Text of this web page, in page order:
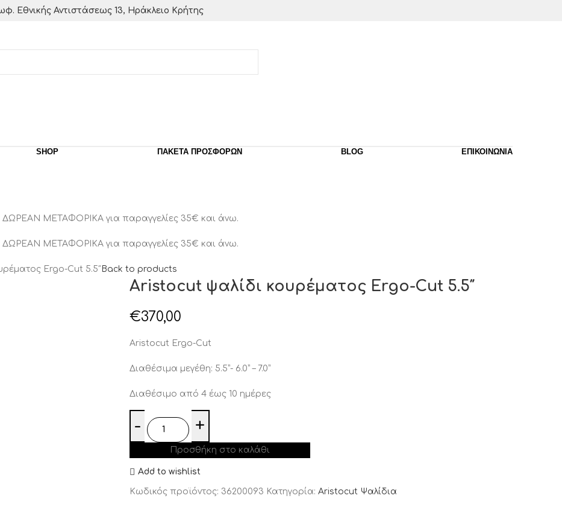
Εθνικής Αντιστάσεως 13, Ηράκλειο Κρήτης
SHOP ΠΑΚΈΤΑ ΠΡΟΣΦΟΡΏΝ BLOG
ΕΠΙΚΟΙΝΩΝΙΑ
ΔΩΡΕΑΝ ΜΕΤΑΦΟΡΙΚΑ για παραγγελίες 35€ και άνω.
ΔΩΡΕΑΝ ΜΕΤΑΦΟΡΙΚΑ για παραγγελίες 35€ και άνω.
Ergo-Cut 5.5″ Back to products
Aristocut ψαλίδι κουρέματος Ergo-Cut 5.5″
€370,00
Aristocut Ergo-Cut
Διαθέσιμα μεγέθη: 5.5”- 6.0” – 7.0”
Διαθέσιμο από 4 έως 10 ημέρες
Προσθήκη στο καλάθι
Add to wishlist
Κωδικός προϊόντος: 36200093 Κατηγορία: Aristocut Ψαλίδια